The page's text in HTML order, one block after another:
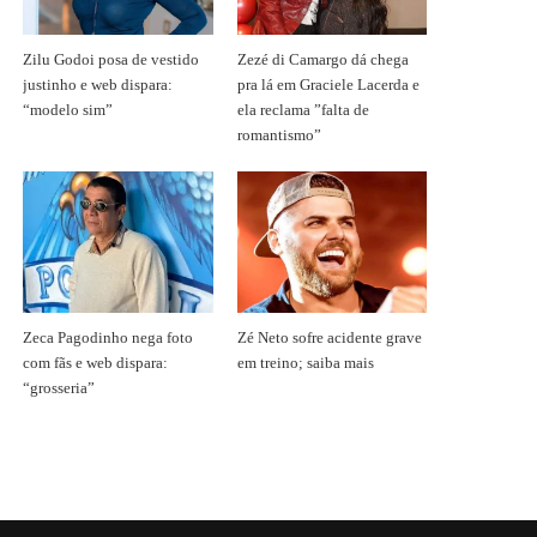
Zilu Godoi posa de vestido
justinho e web dispara:
“modelo sim”
Zezé di Camargo dá chega
pra lá em Graciele Lacerda e
ela reclama ”falta de
romantismo”
Zeca Pagodinho nega foto
com fãs e web dispara:
“grosseria”
Zé Neto sofre acidente grave
em treino; saiba mais